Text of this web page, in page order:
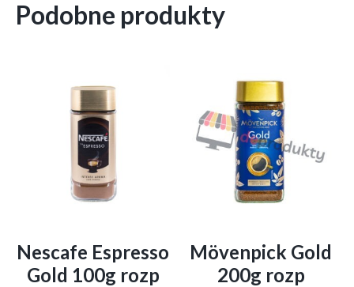
Podobne produkty
Nescafe Espresso
Gold 100g rozp
Mövenpick Gold
200g rozp